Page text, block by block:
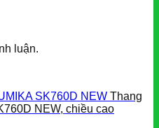
luận.
Thang
NEW, chiều cao